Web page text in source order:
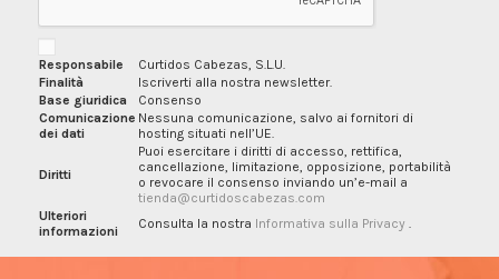
Responsabile
Curtidos Cabezas, S.L.U.
Finalità
Iscriverti alla nostra newsletter.
Base giuridica
Consenso
Comunicazione
dei dati
Nessuna comunicazione, salvo ai fornitori di
hosting situati nell’UE.
Diritti
Puoi esercitare i diritti di accesso, rettifica,
cancellazione, limitazione, opposizione, portabilità
o revocare il consenso inviando un’e-mail a
tienda@curtidoscabezas.com
Ulteriori
informazioni
Consulta la nostra Informativa sulla Privacy